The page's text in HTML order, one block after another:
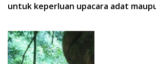
untuk keperluan upacara adat